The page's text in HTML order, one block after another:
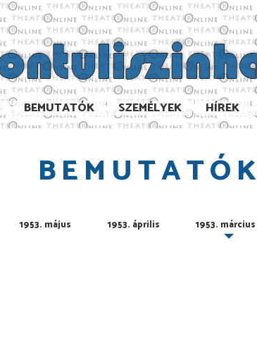
BEMUTATÓK SZEMÉLYEK HÍREK
BEMUTATÓK
1953. május 1953. április 1953. március